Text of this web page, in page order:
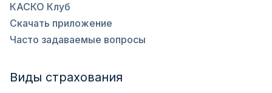
КАСКО Клуб
Скачать приложение
Часто задаваемые вопросы
Виды страхования